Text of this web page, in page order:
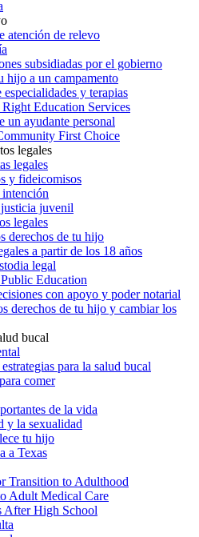
atención de relevo
subsidiadas por el gobierno
hijo a un campamento
y terapias
Education Services
un ayudante personal
First Choice
legales
legales
y fideicomisos
juvenil
legales
derechos de tu hijo
a partir de los 18 años
legal
Education
con apoyo y poder notarial
derechos de tu hijo y cambiar los
bucal
para la salud bucal
comer
de la vida
y la sexualidad
tu hijo
a Texas
Transition to Adulthood
Adult Medical Care
After High School